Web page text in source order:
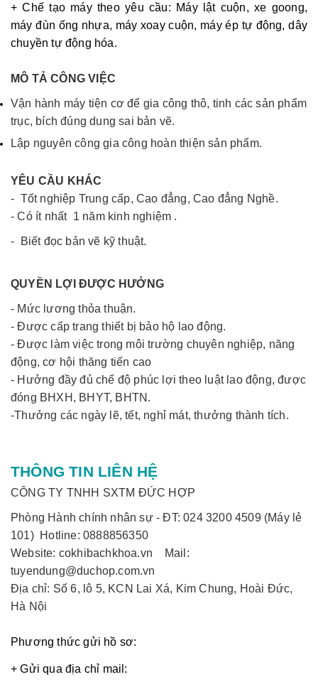
+ Chế tạo máy theo yêu cầu: Máy lật cuộn, xe goong,
máy đùn ống nhựa, máy xoay cuộn, máy ép tự động, dây
chuyền tự động hóa.
MÔ TẢ CÔNG VIỆC
Vận hành máy tiện cơ để gia công thô, tinh các sản phẩm
trục, bích đúng dung sai bản vẽ.
Lập nguyên công gia công hoàn thiện sản phẩm.
YÊU CẦU KHÁC
- Tốt nghiệp Trung cấp, Cao đẳng, Cao đẳng Nghề.
- Có ít nhất 1 năm kinh nghiệm .
- Biết đọc bản vẽ kỹ thuật.
QUYỀN LỢI ĐƯỢC HƯỞNG
- Mức lương thỏa thuận.
- Được cấp trang thiết bị bảo hộ lao động.
- Được làm việc trong môi trường chuyên nghiệp, năng
động, cơ hội thăng tiến cao
- Hưởng đầy đủ chế độ phúc lợi theo luật lao động, được
đóng BHXH, BHYT, BHTN.
-Thưởng các ngày lẽ, tết, nghỉ mát, thưởng thành tích.
THÔNG TIN LIÊN HỆ
CÔNG TY TNHH SXTM ĐỨC HỢP
Phòng Hành chính nhân sự - ĐT: 024 3200 4509 (Máy lẻ
101) Hotline: 0888856350
Website: cokhibachkhoa.vn Mail:
tuyendung@duchop.com.vn
Địa chỉ: Số 6, lô 5, KCN Lai Xá, Kim Chung, Hoài Đức,
Hà Nội
Phương thức gửi hồ sơ:
+ Gửi qua địa chỉ mail: